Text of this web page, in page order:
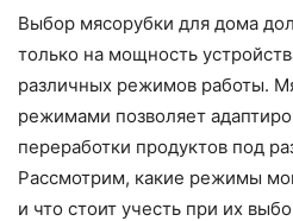
Выбор мясорубки для дома
только на мощность
различных режимов работы.
режимами позволяет
переработки продуктов под
Рассмотрим, какие режимы
и что стоит учесть при их